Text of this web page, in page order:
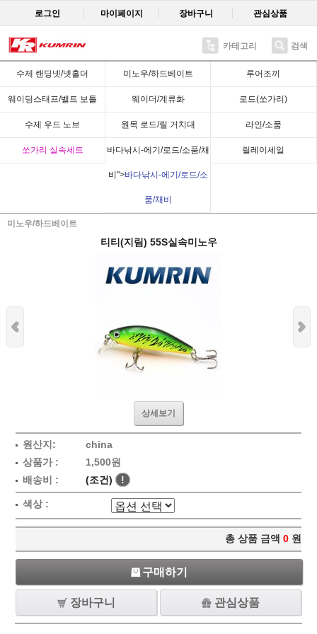
로그인 마이페이지 장바구니 관심상품
카테고리 검색
수제 랜딩넷/넷홀더 미노우/하드베이트 루어조끼
웨이딩스태프/벨트 보틀 웨이더/계류화 로드(쏘가리)
수제 우드 노브 원목 로드/릴 거치대 라인/소품
쏘가리 실속세트 바다낚시-에기/로드/소품/채
비">바다낚시-에기/로드/소
품/채비
릴레이세일
미노우/하드베이트
Recent
티티(지림) 55S실속미노우
상세보기
원산지:
china
상품가 :
1,500원
배송비 :
(조건) !
색상 :
총 상품 금액 0 원
구매하기
장바구니 관심상품